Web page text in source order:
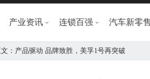
产业资讯 连锁百强 汽车新零售
：产品驱动 品牌致胜，美孚1号再突破